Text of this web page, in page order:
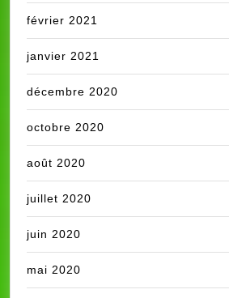
février 2021
janvier 2021
décembre 2020
octobre 2020
août 2020
juillet 2020
juin 2020
mai 2020